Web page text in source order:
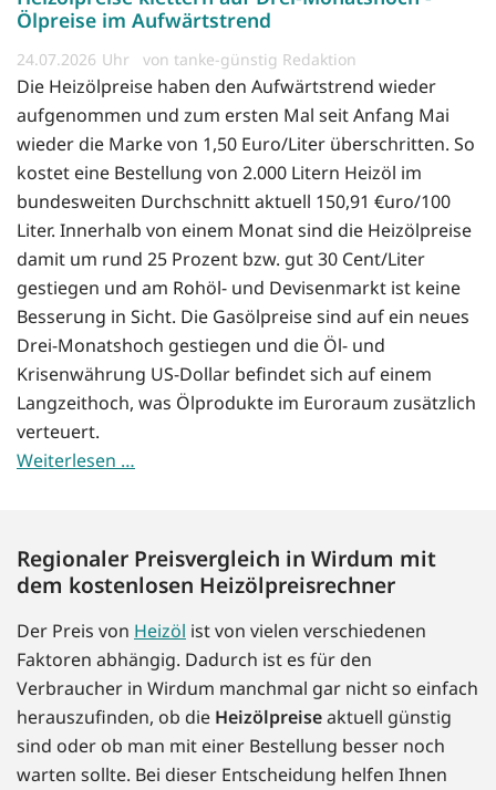
Ölpreise im Aufwärtstrend
24.07.2026 von tanke-günstig Redaktion
Die Heizölpreise haben den Aufwärtstrend wieder
aufgenommen und zum ersten Mal seit Anfang Mai
wieder die Marke von 1,50 Euro/Liter überschritten. So
kostet eine Bestellung von 2.000 Litern Heizöl im
bundesweiten Durchschnitt aktuell 150,91 €uro/100
Liter. Innerhalb von einem Monat sind die Heizölpreise
damit um rund 25 Prozent bzw. gut 30 Cent/Liter
gestiegen und am Rohöl- und Devisenmarkt ist keine
Besserung in Sicht. Die Gasölpreise sind auf ein neues
Drei-Monatshoch gestiegen und die Öl- und
Krisenwährung US-Dollar befindet sich auf einem
Langzeithoch, was Ölprodukte im Euroraum zusätzlich
verteuert.
Weiterlesen …
Regionaler Preisvergleich in Wirdum mit
dem kostenlosen Heizölpreisrechner
Der Preis von Heizöl ist von vielen verschiedenen
Faktoren abhängig. Dadurch ist es für den
Verbraucher in Wirdum manchmal gar nicht so einfach
herauszufinden, ob die Heizölpreiseaktuell günstig
sind oder ob man mit einer Bestellung besser noch
warten sollte. Bei dieser Entscheidung helfen Ihnen